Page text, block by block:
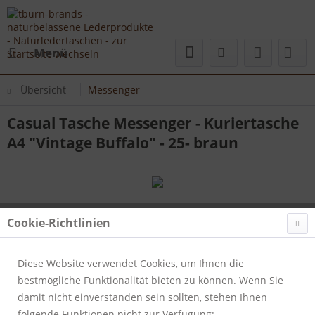
Menü
Übersicht Messenger
Casual Tasche Messenger - Kuriertasche
A4 "Vintage Buffalo" - 25- braun
Cookie-Richtlinien
Diese Website verwendet Cookies, um Ihnen die
bestmögliche Funktionalität bieten zu können. Wenn Sie
damit nicht einverstanden sein sollten, stehen Ihnen